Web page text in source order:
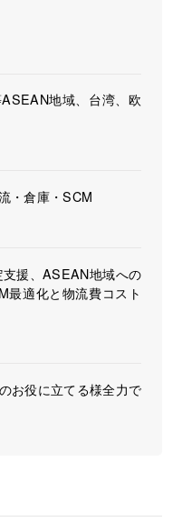
地域、台湾、欧
・倉庫・SCM
援、ASEAN地域への
最適化と物流費コスト
お役に立てる様全力で